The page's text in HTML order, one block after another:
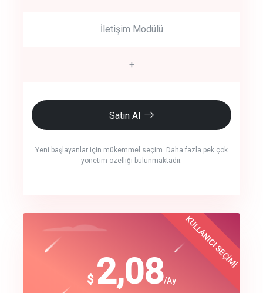
İletişim Modülü
+
Satın Al
Yeni başlayanlar için mükemmel seçim. Daha fazla pek çok
yönetim özelliği bulunmaktadır.
crm auto cync
track energy costs
$ 2,08/Ay
KULLANICI SEÇİMİ
$
180
Best Choice